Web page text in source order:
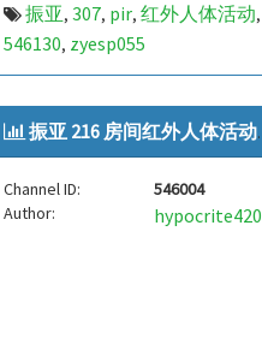
振亚, 307, pir, 红外人体活动,
546130, zyesp055
振亚 216 房间红外人体活动[zyes...
Channel ID:
546004
Author:
hypocrite420